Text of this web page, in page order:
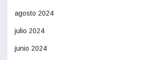
agosto 2024
julio 2024
junio 2024